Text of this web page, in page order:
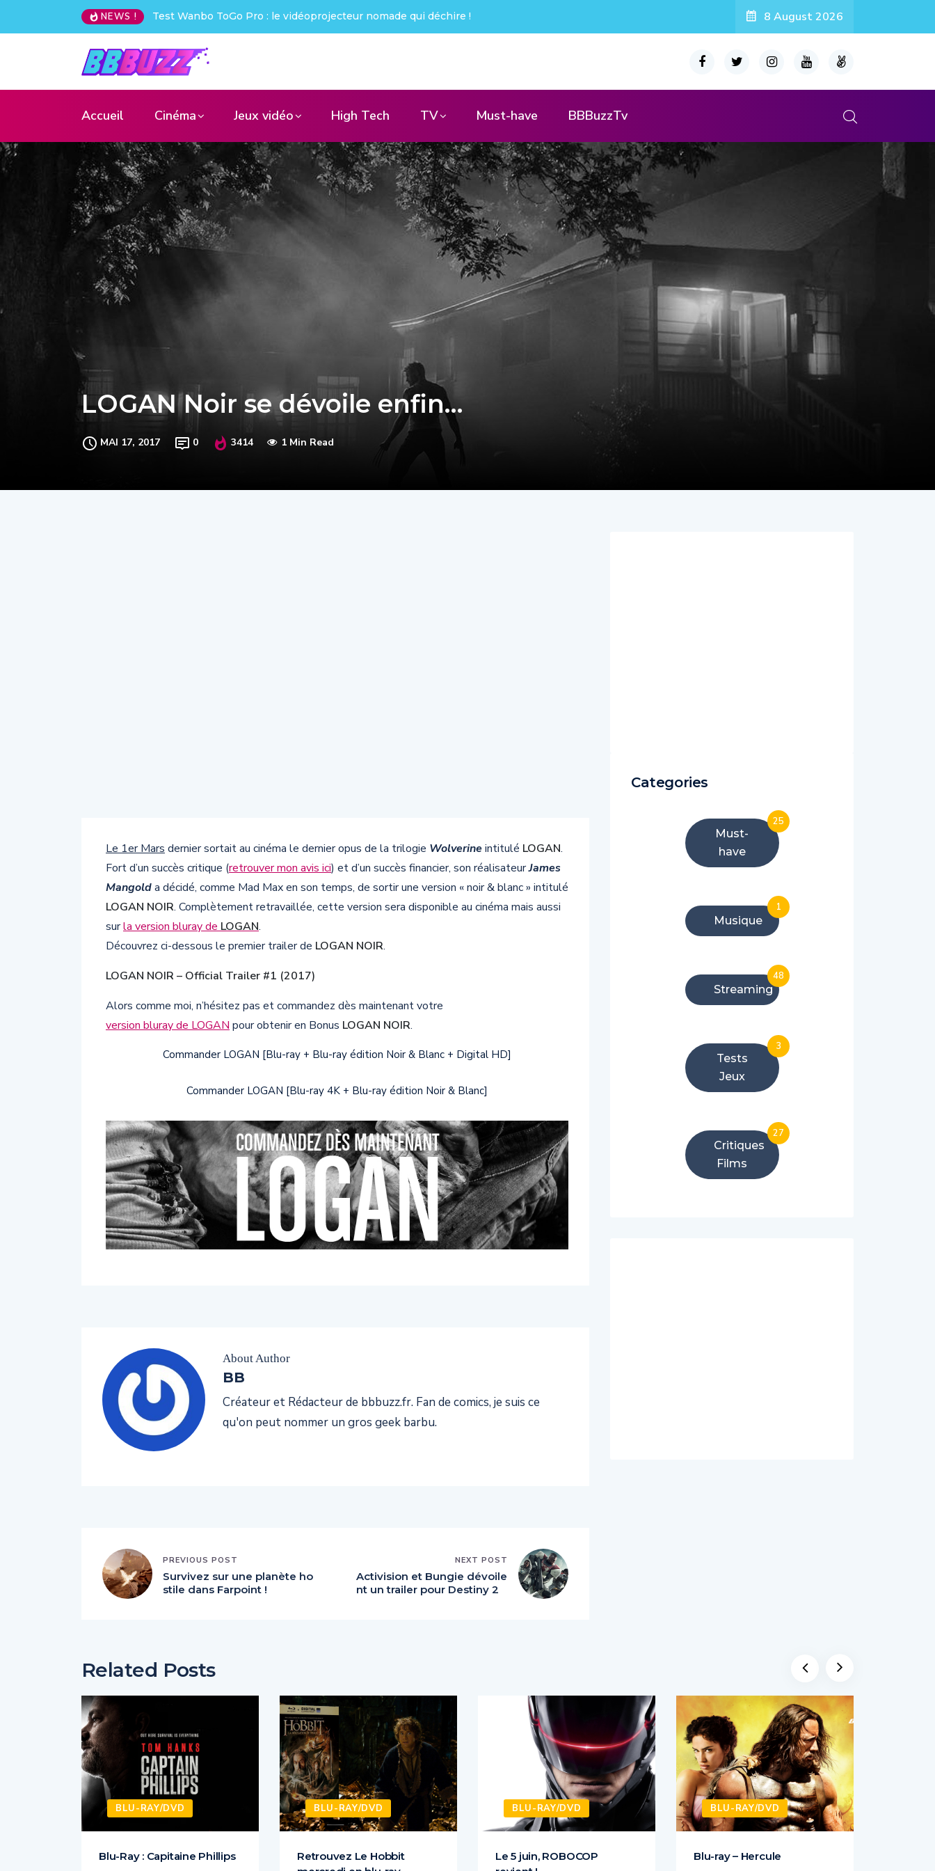
NEWS !
nomade qui déchire ! Creative Pebble X : j’ai été choqué ! 8 August 2026
Accueil Cinéma Jeux vidéo High Tech TV Must-have BBBuzzTv
LOGAN Noir se dévoile enfin…
MAI 17, 2017 0 3414 1 Min Read
Le 1er Mars dernier sortait au cinéma le dernier opus de la trilogie Wolverineintitulé LOGAN.
Fort d’un succès critique (retrouver mon avis ici) et d’un succès financier, son réalisateurJames
Mangolda décidé, comme Mad Max en son temps, de sortir une version « noir & blanc » intitulé
LOGAN NOIR. Complètement retravaillée, cette version sera disponible au cinéma mais aussi
surla version bluray de LOGAN.
Découvrez ci-dessous le premier trailer de LOGAN NOIR.
LOGAN NOIR – Official Trailer #1 (2017)
Alors comme moi, n’hésitez pas et commandez dès maintenant votre
version bluray de LOGAN pour obtenir en Bonus LOGAN NOIR.
Commander LOGAN [Blu-ray + Blu-ray édition Noir & Blanc + Digital HD]
Commander LOGAN [Blu-ray 4K + Blu-ray édition Noir & Blanc]
About Author
BB
Créateur et Rédacteur de bbbuzz.fr. Fan de comics, je suis ce
qu'on peut nommer un gros geek barbu.
PREVIOUS POST
Survivez sur une planète ho
stile dans Farpoint !
NEXT POST
Activision et Bungie dévoile
nt un trailer pour Destiny 2
Categories
Must-
have
25
Musique
1
Streaming
48
Tests
Jeux
3
Critiques
Films
27
Related Posts
BLU-RAY/DVD
Blu-Ray : Capitaine Phillips
BLU-RAY/DVD
Retrouvez Le Hobbit
BLU-RAY/DVD
Le 5 juin, ROBOCOP
BLU-RAY/DVD
Blu-ray – Hercule